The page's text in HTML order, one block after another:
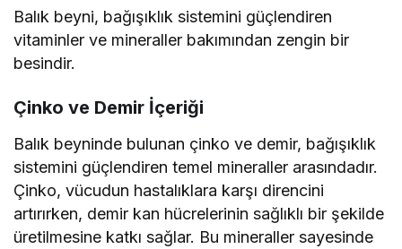
Balık beyni, bağışıklık sistemini güçlendiren
vitaminler ve mineraller bakımından zengin bir
besindir.
Çinko ve Demir İçeriği
Balık beyninde bulunan çinko ve demir, bağışıklık
sistemini güçlendiren temel mineraller arasındadır.
Çinko, vücudun hastalıklara karşı direncini
artırırken, demir kan hücrelerinin sağlıklı bir şekilde
üretilmesine katkı sağlar. Bu mineraller sayesinde